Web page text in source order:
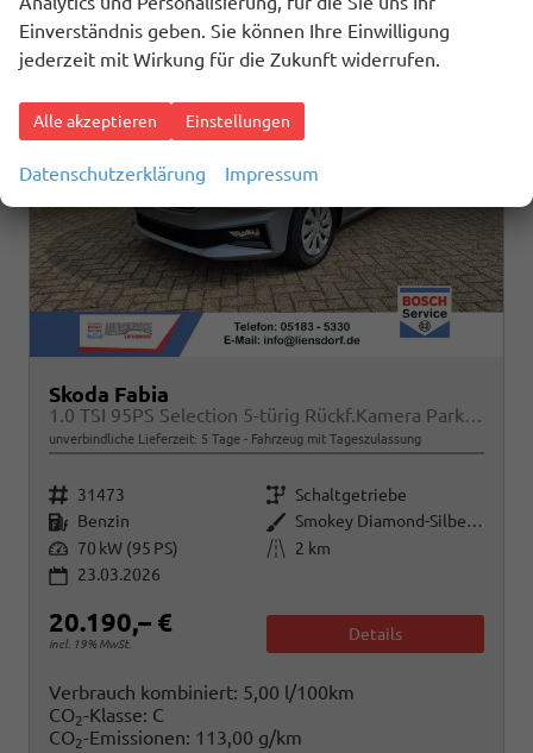
Skoda Fabia
1.0 TSI 95PS Selection 5-türig Rückf.Kamera Parksensoren Sitzheizung Multifunktionslenkrad Klima Skoda-Radio Bluetooth Touchscreen Tempomat Nebelsch. Apple CarPlay + Android Auto
unverbindliche Lieferzeit: 5 Tage Fahrzeug mit Tageszulassung
Fahrzeugnr. 31473 Getriebe Schaltgetriebe
Kraftstoff Benzin Außenfarbe
Smokey Diamond-Silber Metallic
Leistung 70 kW (95 PS) Kilometerstand
2 km
23.03.2026
20.190,– €
incl. 19% MwSt.
Details
Verbrauch kombiniert: 5,00 l/100km
CO2-Klasse: C
CO2-Emissionen: 113,00 g/km
Einverständnis geben. Sie können Ihre Einwilligung
jederzeit mit Wirkung für die Zukunft widerrufen.
Alle akzeptieren Einstellungen
Datenschutzerklärung Impressum